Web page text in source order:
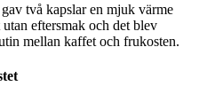
två kapslar en mjuk värme
eftersmak och det blev
mellan kaffet och frukosten.